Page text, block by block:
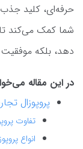
حرفه‌ای، کلید جذب
شما کمک می‌کند تا
دهد، بلکه
در این مقاله
پروپوزال
تفاوت
انواع